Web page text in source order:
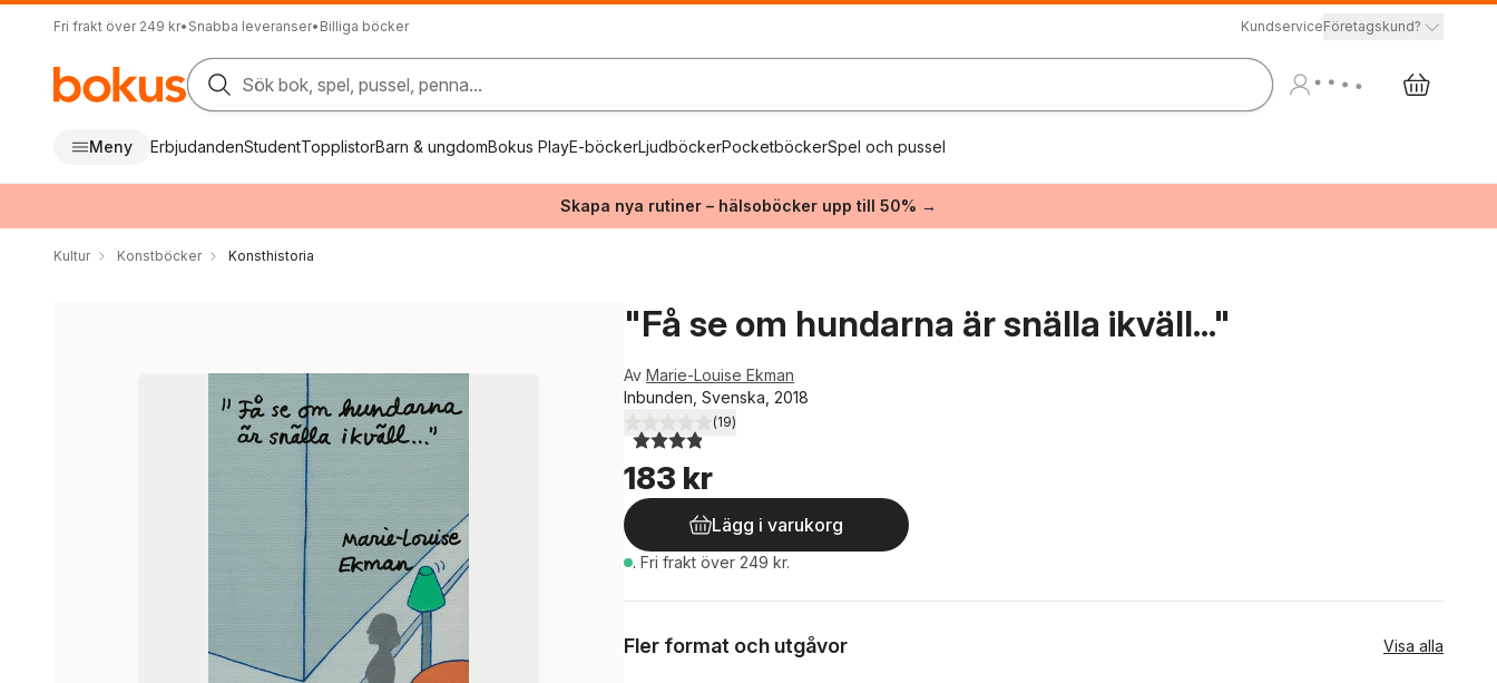
Fri frakt över 249 kr• Snabba leveranser• Billiga böcker KundserviceFöretagskund?
Sök bok, spel, pussel, penna...
Meny ErbjudandenStudentTopplistorBarn & ungdomBokus PlayE-böckerLjudböckerPocketböckerSpel och pussel
Skapa nya rutiner – hälsoböcker upp till 50% →
Kultur Konstböcker Konsthistoria
"Få se om hundarna är snälla ikväll..."
Av Marie-Louise Ekman
Inbunden, Svenska, 2018
3,9utav 5 stjärnor. Totalt antal röster:
(19)
183 kr
Lägg i varukorg
. Fri frakt över 249 kr.
Fler format och utgåvor Visa alla